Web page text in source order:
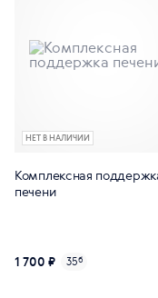
НЕТ В НАЛИЧИИ
Комплексная
печени
1 700 ₽ 35б